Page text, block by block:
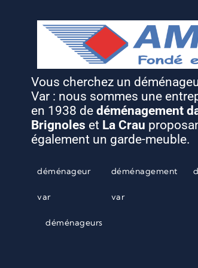
Vous cherchez un
Var : nous sommes une
en 1938 de déménagement
Brignoles et La Crau
également un garde-meuble.
déménageur
var
déménagement
var
déménageurs